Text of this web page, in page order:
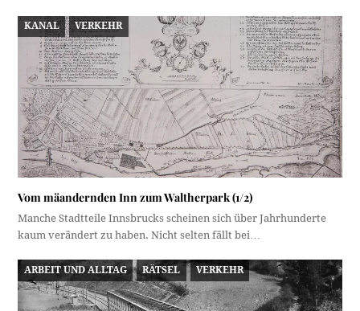
KANAL VERKEHR
Vom mäandernden Inn zum Waltherpark (1/2)
Manche Stadtteile Innsbrucks scheinen sich über Jahrhunderte
kaum verändert zu haben. Nicht selten fällt bei…
ARBEIT UND ALLTAG RÄTSEL VERKEHR